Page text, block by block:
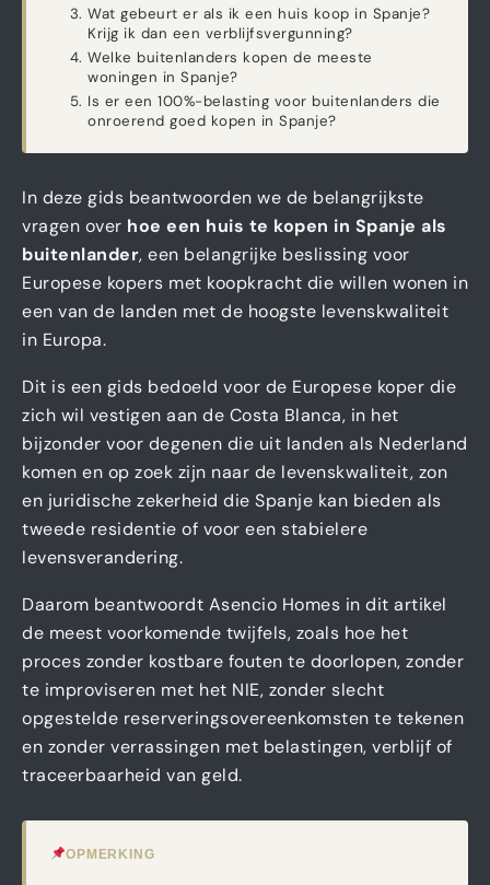
Wat gebeurt er als ik een huis koop in Spanje?
Krijg ik dan een verblijfsvergunning?
Welke buitenlanders kopen de meeste
woningen in Spanje?
Is er een 100%-belasting voor buitenlanders die
onroerend goed kopen in Spanje?
In deze gids beantwoorden we de belangrijkste
vragen over hoe een huis te kopen in Spanje als
buitenlander, een belangrijke beslissing voor
Europese kopers met koopkracht die willen wonen in
een van de landen met de hoogste levenskwaliteit
in Europa.
Dit is een gids bedoeld voor de Europese koper die
zich wil vestigen aan de Costa Blanca, in het
bijzonder voor degenen die uit landen als Nederland
komen en op zoek zijn naar de levenskwaliteit, zon
en juridische zekerheid die Spanje kan bieden als
tweede residentie of voor een stabielere
levensverandering.
Daarom beantwoordt Asencio Homes in dit artikel
de meest voorkomende twijfels, zoals hoe het
proces zonder kostbare fouten te doorlopen, zonder
te improviseren met het NIE, zonder slecht
opgestelde reserveringsovereenkomsten te tekenen
en zonder verrassingen met belastingen, verblijf of
traceerbaarheid van geld.
OPMERKING